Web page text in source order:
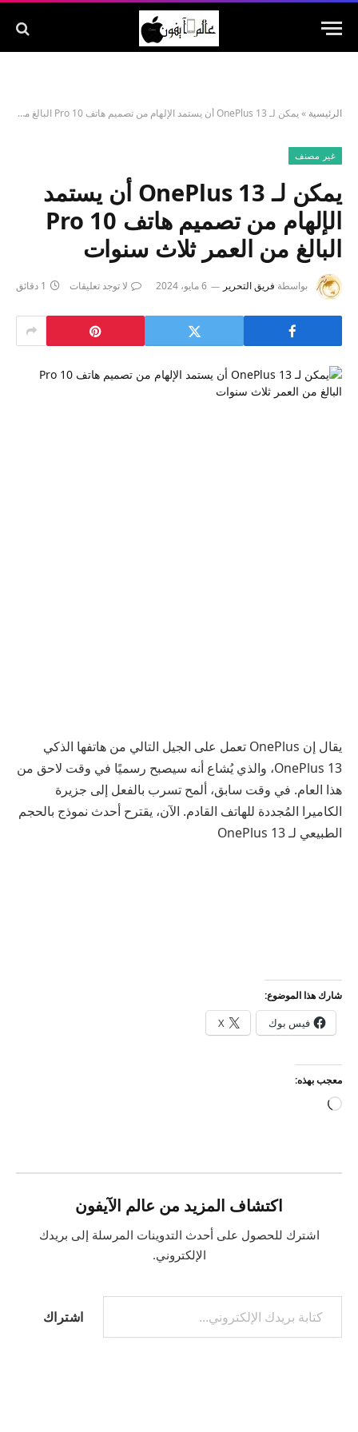
الرئيسية »يمكن لـ OnePlus 13 أن يستمد الإلهام من تصميم هاتف 10 Pro البالغ من العمر ثلاث سنوات
غير مصنف
يمكن لـ OnePlus 13 أن يستمد
الإلهام من تصميم هاتف 10 Pro
البالغ من العمر ثلاث سنوات
بواسطة فريق التحرير 6 مايو، 2024 لا توجد تعليقات 1 دقائق
يقال إن OnePlus تعمل على الجيل التالي من هاتفها الذكي
OnePlus 13، والذي يُشاع أنه سيصبح رسميًا في وقت لاحق من
هذا العام. في وقت سابق، ألمح تسرب بالفعل إلى جزيرة
الكاميرا المُجددة للهاتف القادم. الآن، يقترح أحدث نموذج بالحجم
الطبيعي لـ OnePlus 13
شارك هذا الموضوع:
فيس بوك X
معجب بهذه:
جاري
اكتشاف المزيد من عالم الآيفون
اشترك للحصول على أحدث التدوينات المرسلة إلى بريدك
الإلكتروني.
كتابة بريدك الإلكتروني...
اشتراك